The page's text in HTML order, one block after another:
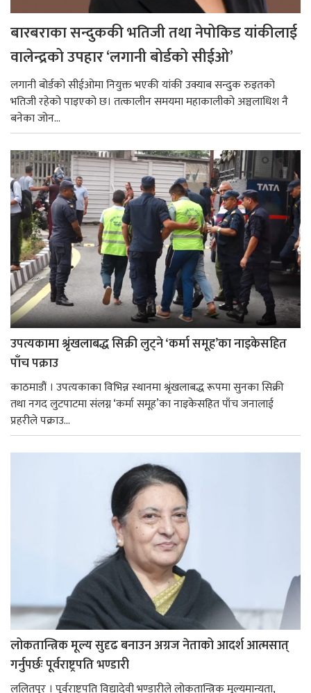
बारबराका सन्दुककी भतिजी तथा नेपोकिड यांकीलाई
वालेन्द्रको उपहार ‘लगानी बोर्डको सीईओ’
लगानी बोर्डको सीईओमा नियुक्त भएकी यांकी उक्याब सन्दुक रुइतको
भतिजी रहेको पाइएको छ। तत्कालीन समयमा महाकालीको अञ्चलाधिश नै
बनेका जोन...
उपत्यकामा श्रृंखलाबद्ध सिक्री लुट्ने ‘कर्मा समूह’का नाइकेसहित
पाँच पक्राउ
काठमाडौं । उपत्यकाका विभिन्न स्थानमा श्रृंखलाबद्ध रूपमा सुनका सिक्री
तथा नगद लुटपाटमा संलग्न ‘कर्मा समूह’का नाइकेसहित पाँच जनालाई
प्रहरीले पक्राउ...
लोकतान्त्रिक मूल्य सुदृढ बनाउन अग्रज नेताको आदर्श आत्मसात्
गर्नुपर्छः पूर्वराष्ट्रपति भण्डारी
ललितपुर । पूर्वराष्ट्रपति विद्यादेवी भण्डारीले लोकतान्त्रिक मूल्यमान्यता,